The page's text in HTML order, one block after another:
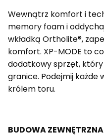
Wewnątrz komfort i
memory foam i
wkładką Ortholite®,
komfort. XP-MODE to
dodatkowy sprzęt,
granice. Podejmij każde
królem toru.
BUDOWA ZEWNĘTRZNA